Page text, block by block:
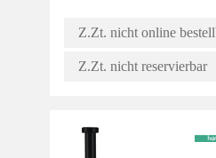
Z.Zt. nicht online
Z.Zt. nicht reservierbar